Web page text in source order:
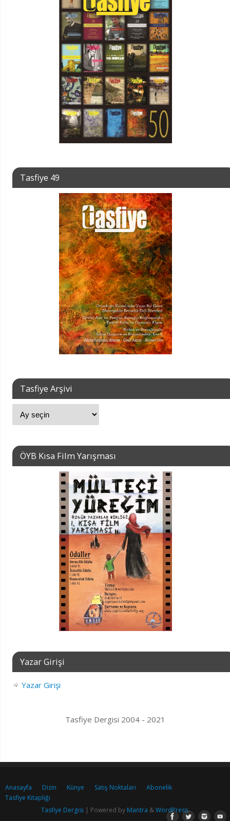
Tasfiye 49
Tasfiye Arşivi
ÖYB Kısa Film Yarışması
Yazar Girişi
Yazar Girişi
Tasfiye Dergisi 2004 - 2021
Anasayfa Dizin Künye Satış Noktaları
Abonelik
Tasfiye Kitaplığı
Tasfiye Dergisi | Powered by Mantra &WordPress.